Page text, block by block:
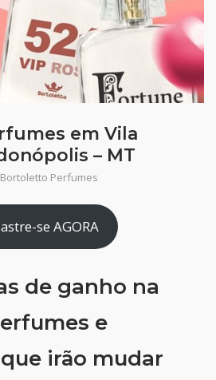
em Vila
– MT
Bortoletto Perfumes
se AGORA
de ganho na
e
irão mudar